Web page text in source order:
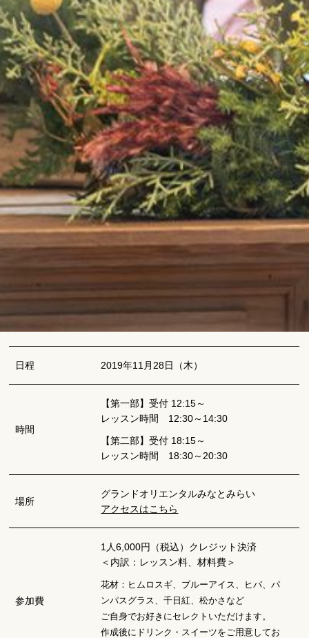
日程 2019年11月28日（木）
時間
【第一部】受付 12:15～
レッスン時間 12:30～14:30
【第二部】受付 18:15～
レッスン時間 18:30～20:30
場所
グランドオリエンタルみなとみらい
アクセスはこちら
参加費
1人6,000円（税込）クレジット決済
＜内訳：レッスン料、材料費＞
花材：ヒムロスギ、ブルーアイス、ヒバ、パ
ンパスグラス、千日紅、松かさなど
ご自身でお好きにセレクトいただけます。
作成後にドリンク・スイーツをご用意してお